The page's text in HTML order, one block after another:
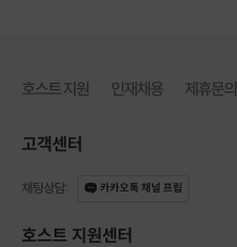
호스트 지원 인재채용 제휴문의
고객센터
채팅상담: 카카오톡 채널 프립
호스트 지원센터